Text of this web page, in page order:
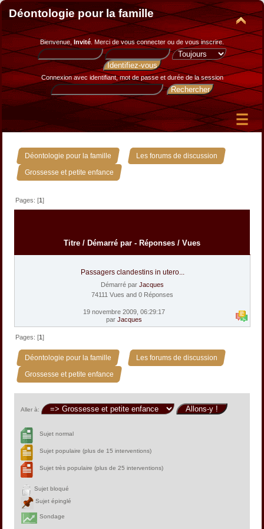
Déontologie pour la famille
Bienvenue, Invité. Merci devous connecter ou de vous inscrire.
Connexion avec identifiant, mot de passe et durée de la session
Déontologie pour la famille » Les forums de discussion »
Grossesse et petite enfance
Pages: [1]
Titre / Démarré par - Réponses / Vues
Passagers clandestins in utero...
Démarré par Jacques
74111 Vues and 0 Réponses
19 novembre 2009, 06:29:17
par Jacques
Pages: [1]
Déontologie pour la famille » Les forums de discussion »
Grossesse et petite enfance
Aller à:
Sujet normal
Sujet populaire (plus de 15 interventions)
Sujet très populaire (plus de 25 interventions)
Sujet bloqué
Sujet épinglé
Sondage